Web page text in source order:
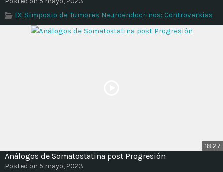
IX Simposio de Tumores Neuroendocrinos: Controversias
18:27
Análogos de Somatostatina post Progresión
Posted on 5 mayo, 2023